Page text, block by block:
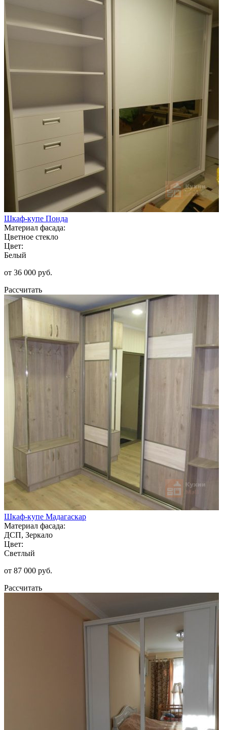
Шкаф-купе Понда
Материал фасада:
Цветное стекло
Цвет:
Белый
от 36 000 руб.
Рассчитать
Шкаф-купе Мадагаскар
Материал фасада:
ДСП, Зеркало
Цвет:
Светлый
от 87 000 руб.
Рассчитать